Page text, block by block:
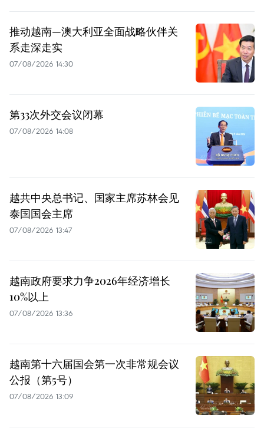
推动越南—澳大利亚全面战略伙伴关
系走深走实
07/08/2026 14:30
第33次外交会议闭幕
07/08/2026 14:08
越共中央总书记、国家主席苏林会见
泰国国会主席
07/08/2026 13:47
越南政府要求力争2026年经济增长
10%以上
07/08/2026 13:36
越南第十六届国会第一次非常规会议
公报（第5号）
07/08/2026 13:09